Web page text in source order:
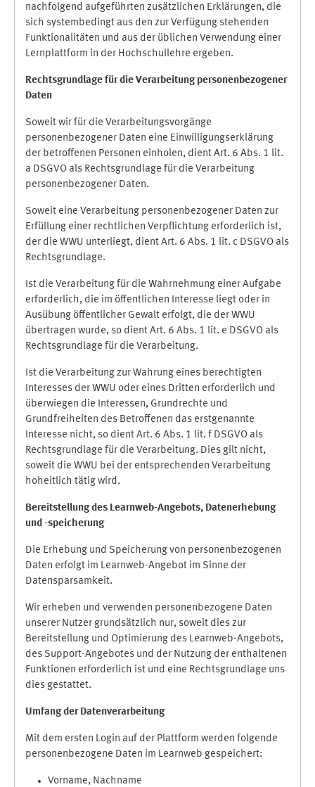
nachfolgend aufgeführten zusätzlichen Erklärungen, die
sich systembedingt aus den zur Verfügung stehenden
Funktionalitäten und aus der üblichen Verwendung einer
Lernplattform in der Hochschullehre ergeben.
Rechtsgrundlage für die Verarbeitung personenbezogener
Daten
Soweit wir für die Verarbeitungsvorgänge
personenbezogener Daten eine Einwilligungserklärung
der betroffenen Personen einholen, dient Art. 6 Abs. 1 lit.
a DSGVO als Rechtsgrundlage für die Verarbeitung
personenbezogener Daten.
Soweit eine Verarbeitung personenbezogener Daten zur
Erfüllung einer rechtlichen Verpflichtung erforderlich ist,
der die WWU unterliegt, dient Art. 6 Abs. 1 lit. c DSGVO als
Rechtsgrundlage.
Ist die Verarbeitung für die Wahrnehmung einer Aufgabe
erforderlich, die im öffentlichen Interesse liegt oder in
Ausübung öffentlicher Gewalt erfolgt, die der WWU
übertragen wurde, so dient Art. 6 Abs. 1 lit. e DSGVO als
Rechtsgrundlage für die Verarbeitung.
Ist die Verarbeitung zur Wahrung eines berechtigten
Interesses der WWU oder eines Dritten erforderlich und
überwiegen die Interessen, Grundrechte und
Grundfreiheiten des Betroffenen das erstgenannte
Interesse nicht, so dient Art. 6 Abs. 1 lit. f DSGVO als
Rechtsgrundlage für die Verarbeitung. Dies gilt nicht,
soweit die WWU bei der entsprechenden Verarbeitung
hoheitlich tätig wird.
Bereitstellung des Learnweb-Angebots, Datenerhebung
und -speicherung
Die Erhebung und Speicherung von personenbezogenen
Daten erfolgt im Learnweb-Angebot im Sinne der
Datensparsamkeit.
Wir erheben und verwenden personenbezogene Daten
unserer Nutzer grundsätzlich nur, soweit dies zur
Bereitstellung und Optimierung des Learnweb-Angebots,
des Support-Angebotes und der Nutzung der enthaltenen
Funktionen erforderlich ist und eine Rechtsgrundlage uns
dies gestattet.
Umfang der Datenverarbeitung
Mit dem ersten Login auf der Plattform werden folgende
personenbezogene Daten im Learnweb gespeichert:
Vorname, Nachname